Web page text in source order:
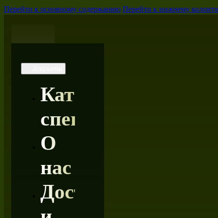
Перейти к основному содержанию Перейти к нижнему
Каталог
специй
О
нас
Доставка